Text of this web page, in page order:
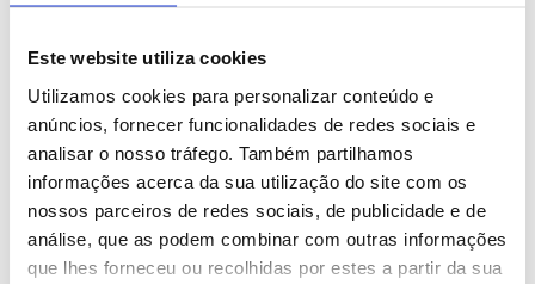
Este website utiliza cookies
Utilizamos cookies para personalizar conteúdo e
anúncios, fornecer funcionalidades de redes sociais e
analisar o nosso tráfego. Também partilhamos
informações acerca da sua utilização do site com os
nossos parceiros de redes sociais, de publicidade e de
análise, que as podem combinar com outras informações
que lhes forneceu ou recolhidas por estes a partir da sua
ID: 47480285 Data: 17/07/2026 20:21 ID: 47479660 Data: 17/07/2026 18:07
13 IMAGENS